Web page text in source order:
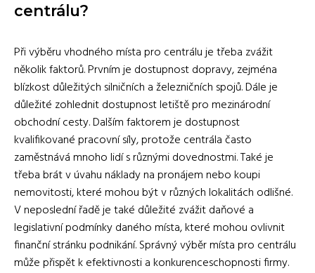
centrálu?
Při výběru vhodného místa pro centrálu je třeba zvážit
několik faktorů. Prvním je dostupnost dopravy, zejména
blízkost důležitých silničních a železničních spojů. Dále je
důležité zohlednit dostupnost letiště pro mezinárodní
obchodní cesty. Dalším faktorem je dostupnost
kvalifikované pracovní síly, protože centrála často
zaměstnává mnoho lidí s různými dovednostmi. Také je
třeba brát v úvahu náklady na pronájem nebo koupi
nemovitosti, které mohou být v různých lokalitách odlišné.
V neposlední řadě je také důležité zvážit daňové a
legislativní podmínky daného místa, které mohou ovlivnit
finanční stránku podnikání. Správný výběr místa pro centrálu
může přispět k efektivnosti a konkurenceschopnosti firmy.